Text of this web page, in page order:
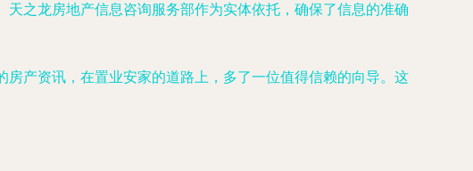
之龙房地产信息咨询服务部作为实体依托，确保了信息的准确
产资讯，在置业安家的道路上，多了一位值得信赖的向导。这